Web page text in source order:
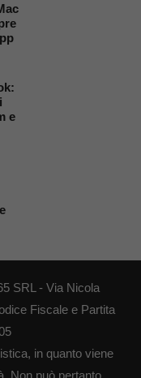
e
SRL - Via Nicola
Fiscale e Partita
in quanto viene
Non può pertanto